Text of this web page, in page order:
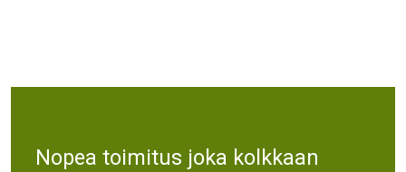
Nopea toimitus joka kolkkaan